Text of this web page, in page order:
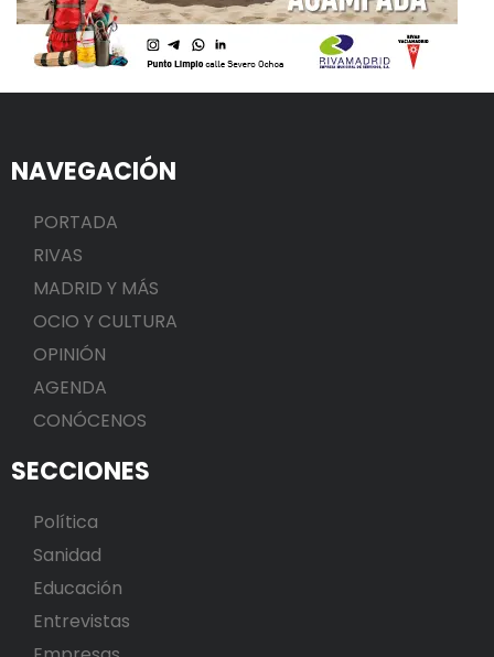
NAVEGACIÓN
PORTADA
RIVAS
MADRID Y MÁS
OCIO Y CULTURA
OPINIÓN
AGENDA
CONÓCENOS
SECCIONES
Política
Sanidad
Educación
Entrevistas